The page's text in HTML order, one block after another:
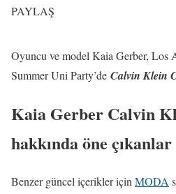
PAYLAŞ
Oyuncu ve model Kaia Gerber, Los
Summer Uni Party’de Calvin Klein
Kaia Gerber Calvin
hakkında öne çıkanlar
Benzer güncel içerikler için MODA